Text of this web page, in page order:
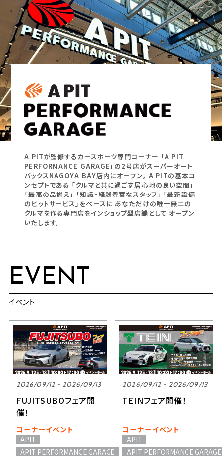
A PITが監修するカースポーツ専門コーナー 「A PIT
PERFORMANCE GARAGE」の2号店がスーパーオート
バックスNAGOYA BAY店内にオープン。 A PITの基本コ
ンセプトである 「クルマと共に過ごす居心地の良い空間」
「最高の品揃え」 「知識・経験豊富なスタッフ」 「最新設備
のピットサービス」をベースに あなただけの唯一無二の
クルマを作る専門店をインショップ型店舗として オープン
いたします。
EVENT
イベント
2026/09/12 - 2026/09/13
FUJITSUBOフェア開
催！
コーナーイベント
APIT
APIT PERFORMANCE GARAGE
2026/09/12 - 2026/09/13
TEINフェア開催！
コーナーイベント
APIT
APIT PERFORMANCE GARAGE